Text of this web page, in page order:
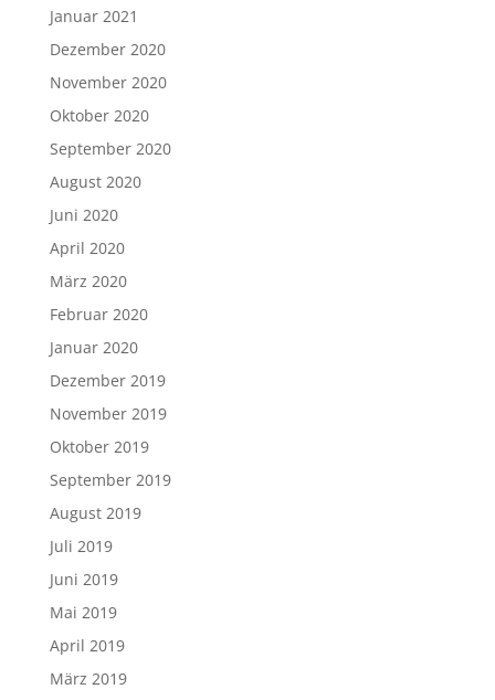
Januar 2021
Dezember 2020
November 2020
Oktober 2020
September 2020
August 2020
Juni 2020
April 2020
März 2020
Februar 2020
Januar 2020
Dezember 2019
November 2019
Oktober 2019
September 2019
August 2019
Juli 2019
Juni 2019
Mai 2019
April 2019
März 2019